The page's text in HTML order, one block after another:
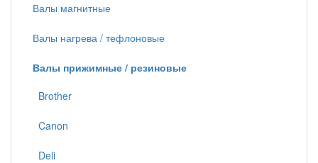
Валы магнитные
Валы нагрева / тефлоновые
Валы прижимные / резиновые
Brother
Canon
Deli